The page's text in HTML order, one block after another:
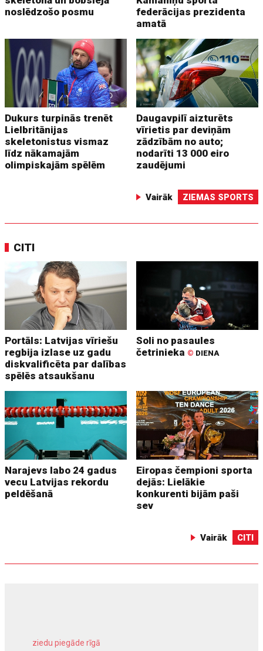
noslēdzošo posmu
federācijas prezidenta
amatā
Dukurs turpinās trenēt
Lielbritānijas
skeletonistus vismaz
līdz nākamajām
olimpiskajām spēlēm
Daugavpilī aizturēts
vīrietis par deviņām
zādzībām no auto;
nodarīti 13 000 eiro
zaudējumi
Vairāk ZIEMAS SPORTS
CITI
Portāls: Latvijas vīriešu
regbija izlase uz gadu
diskvalificēta par dalības
spēlēs atsaukšanu
Soli no pasaules
četrinieka © DIENA
Narajevs labo 24 gadus
vecu Latvijas rekordu
peldēšanā
Eiropas čempioni sporta
dejās: Lielākie
konkurenti bijām paši
sev
Vairāk CITI
ziedu piegāde rīgā